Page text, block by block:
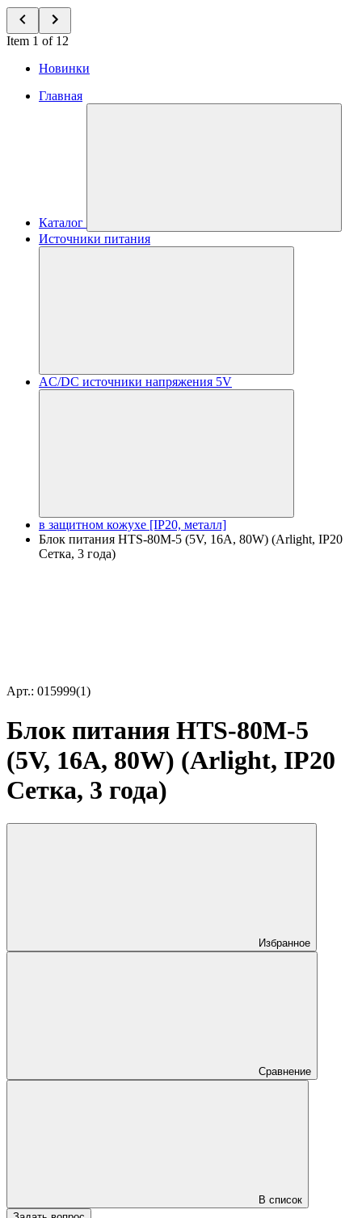
Item 1 of 12
Новинки
Главная
Каталог
Источники питания
AC/DC источники напряжения 5V
в защитном кожухе [IP20, металл]
Блок питания HTS-80M-5 (5V, 16A, 80W) (Arlight, IP20
Сетка, 3 года)
Арт.: 015999(1)
Блок питания HTS-80M-5
(5V, 16A, 80W) (Arlight, IP20
Сетка, 3 года)
Избранное
Сравнение
В список